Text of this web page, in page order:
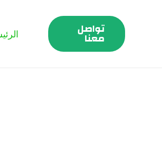
تواصل
معنا